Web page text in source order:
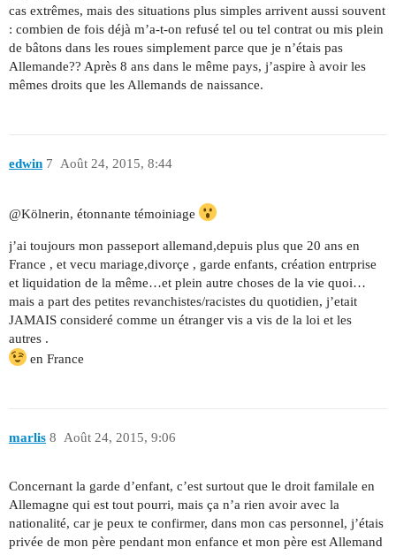
cas extrêmes, mais des situations plus simples arrivent aussi souvent
: combien de fois déjà m’a-t-on refusé tel ou tel contrat ou mis plein
de bâtons dans les roues simplement parce que je n’étais pas
Allemande?? Après 8 ans dans le même pays, j’aspire à avoir les
mêmes droits que les Allemands de naissance.
edwin Août 24, 2015, 8:44
7
@Kölnerin, étonnante témoiniage
j’ai toujours mon passeport allemand,depuis plus que 20 ans en
France , et vecu mariage,divorçe , garde enfants, création entrprise
et liquidation de la même…et plein autre choses de la vie quoi…
mais a part des petites revanchistes/racistes du quotidien, j’etait
JAMAIS consideré comme un étranger vis a vis de la loi et les
autres .
en France
marlis Août 24, 2015, 9:06
8
Concernant la garde d’enfant, c’est surtout que le droit familale en
Allemagne qui est tout pourri, mais ça n’a rien avoir avec la
nationalité, car je peux te confirmer, dans mon cas personnel, j’étais
privée de mon père pendant mon enfance et mon père est Allemand